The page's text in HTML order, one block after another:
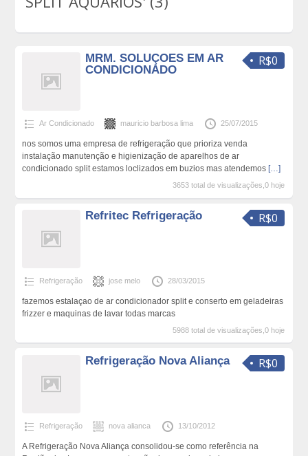
R$0
MRM. SOLUÇOES EM AR
CONDICIONADO
Ar Condicionado mauricio barbosa lima 25/07/2015
nos somos uma empresa de refrigeração que prioriza venda
instalação manutenção e higienização de aparelhos de ar
condicionado split estamos loclizados em buzios mas atendemos […]
3653 total de visualizações,0 hoje
R$0
Refritec Refrigeração
Refrigeração jose melo 28/03/2015
fazemos estalaçao de ar condicionador split e conserto em geladeiras
frizzer e maquinas de lavar todas marcas
5988 total de visualizações,0 hoje
R$0
Refrigeração Nova Aliança
Refrigeração nova alianca 13/10/2012
A Refrigeração Nova Aliança consolidou-se como referência na